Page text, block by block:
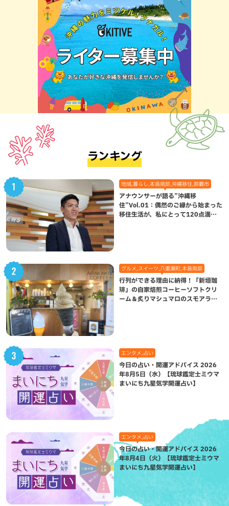
ランキング
地域,暮らし,本島南部,沖縄移住,那覇市
アナウンサーが語る”沖縄移
住”Vol.01：偶然のご縁から始まった
移住生活が、私にとって120点満点
グルメ,スイーツ,八重瀬町,本島南部
行列ができる理由に納得！「新垣珈
琲」の自家焙煎コーヒーソフトクリ
ーム＆炙りマシュマロのスモアラテ
エンタメ,占い
今日の占い・開運アドバイス 2026
年8月5日（水）【琉球鑑定士ミウマ
まいにち九星気学開運占い】
エンタメ,占い
今日の占い・開運アドバイス 2026
年8月4日（火）【琉球鑑定士ミウマ
まいにち九星気学開運占い】